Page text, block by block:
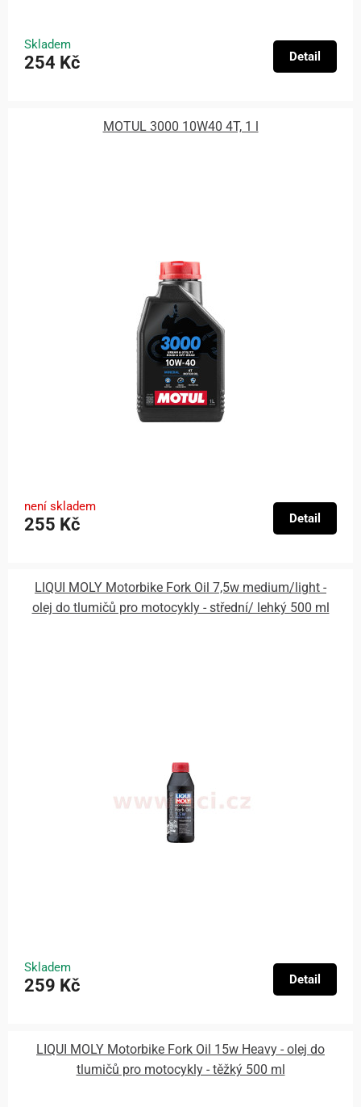
Skladem
254 Kč Detail
MOTUL 3000 10W40 4T, 1 l
není skladem
255 Kč Detail
LIQUI MOLY Motorbike Fork Oil 7,5w medium/light -
olej do tlumičů pro motocykly - střední/ lehký 500 ml
Skladem
259 Kč Detail
LIQUI MOLY Motorbike Fork Oil 15w Heavy - olej do
tlumičů pro motocykly - těžký 500 ml